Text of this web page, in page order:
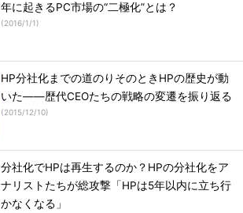
年に起きるPC市場の“二極化”とは？
(2016/1/1)
HP分社化までの道のりそのときHPの歴史が動
いた――歴代CEOたちの戦略の変遷を振り返る
(2015/12/10)
分社化でHPは再生するのか？HPの分社化をア
ナリストたちが総攻撃「HPは5年以内に立ち行
かなくなる」